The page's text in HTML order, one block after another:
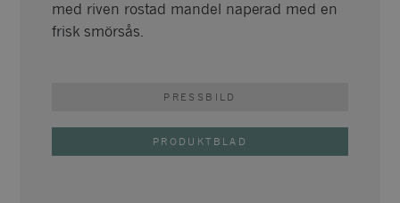
med riven rostad mandel naperad med en
frisk smörsås.
PRESSBILD
PRODUKTBLAD